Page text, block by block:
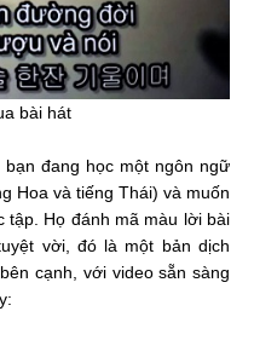
bài hát
đang học một ngôn ngữ
Hoa và tiếng Thái) và muốn
tập. Họ đánh mã màu lời bài
vời, đó là một bản dịch
cạnh, với video sẵn sàng